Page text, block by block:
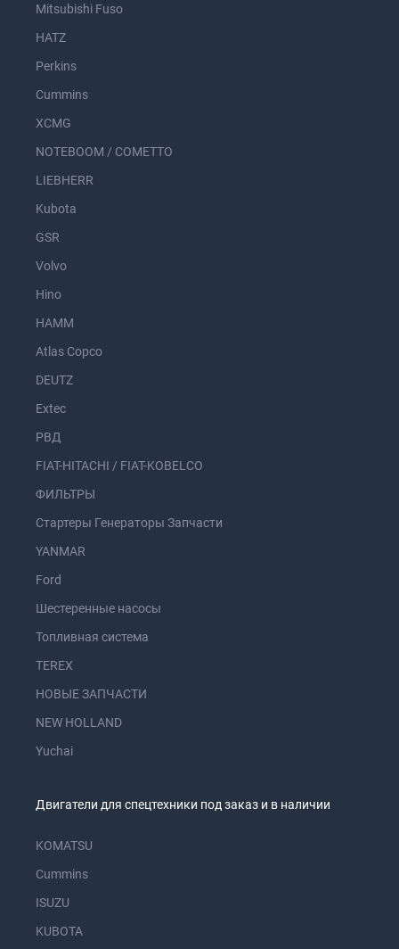
Mitsubishi Fuso
HATZ
Perkins
Cummins
XCMG
NOTEBOOM / COMETTO
LIEBHERR
Kubota
GSR
Volvo
Hino
HAMM
Atlas Copco
DEUTZ
Extec
РВД
FIAT-HITACHI / FIAT-KOBELCO
ФИЛЬТРЫ
Стартеры Генераторы Запчасти
YANMAR
Ford
Шестеренные насосы
Топливная система
TEREX
НОВЫЕ ЗАПЧАСТИ
NEW HOLLAND
Yuchai
Двигатели для спецтехники под заказ и в наличии
KOMATSU
Cummins
ISUZU
KUBOTA